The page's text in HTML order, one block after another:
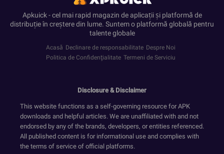
Apkuick - cel mai rapid magazin de aplicații și platformă de
distribuție în creștere din lume. Suntem o platformă globală pentru
talente globale
Acasă Declinare de responsabilitate Despre Noi
Politica de Confidenţialitate Termeni de Serviciu
Disclosure & Disclaimer
This website functions as a self-governing resource for APK
downloads and helpful articles. We are unaffiliated with and not
endorsed by any of the brands, developers, or entities referenced.
All published content is for informational use and complies with
the terms of service of official platforms.